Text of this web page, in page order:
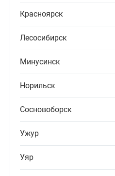
Красноярск
Лесосибирск
Минусинск
Норильск
Сосновоборск
Ужур
Уяр